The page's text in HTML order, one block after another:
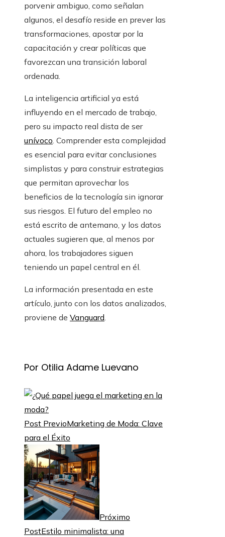
porvenir ambiguo, como señalan
algunos, el desafío reside en prever las
transformaciones, apostar por la
capacitación y crear políticas que
favorezcan una transición laboral
ordenada.
La inteligencia artificial ya está
influyendo en el mercado de trabajo,
pero su impacto real dista de ser
unívoco. Comprender esta complejidad
es esencial para evitar conclusiones
simplistas y para construir estrategias
que permitan aprovechar los
beneficios de la tecnología sin ignorar
sus riesgos. El futuro del empleo no
está escrito de antemano, y los datos
actuales sugieren que, al menos por
ahora, los trabajadores siguen
teniendo un papel central en él.
La información presentada en este
artículo, junto con los datos analizados,
proviene de Vanguard.
Por Otilia Adame Luevano
Post PrevioMarketing de Moda: Clave
para el Éxito
Próximo
PostEstilo minimalista: una